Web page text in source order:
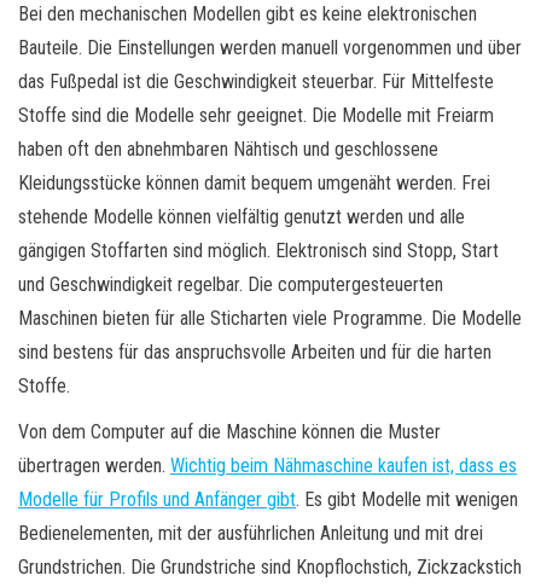
Bei den mechanischen Modellen gibt es keine elektronischen
Bauteile. Die Einstellungen werden manuell vorgenommen und über
das Fußpedal ist die Geschwindigkeit steuerbar. Für Mittelfeste
Stoffe sind die Modelle sehr geeignet. Die Modelle mit Freiarm
haben oft den abnehmbaren Nähtisch und geschlossene
Kleidungsstücke können damit bequem umgenäht werden. Frei
stehende Modelle können vielfältig genutzt werden und alle
gängigen Stoffarten sind möglich. Elektronisch sind Stopp, Start
und Geschwindigkeit regelbar. Die computergesteuerten
Maschinen bieten für alle Sticharten viele Programme. Die Modelle
sind bestens für das anspruchsvolle Arbeiten und für die harten
Stoffe.
Von dem Computer auf die Maschine können die Muster
übertragen werden. Wichtig beim Nähmaschine kaufen ist, dass es
Modelle für Profils und Anfänger gibt. Es gibt Modelle mit wenigen
Bedienelementen, mit der ausführlichen Anleitung und mit drei
Grundstrichen. Die Grundstriche sind Knopflochstich, Zickzackstich